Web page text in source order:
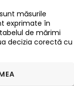
măsurile
exprimate în
de mărimi
decizia corectă cu